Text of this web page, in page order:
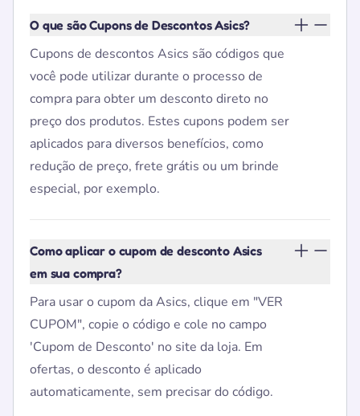
O que são Cupons de Descontos Asics?
Cupons de descontos Asics são códigos que
você pode utilizar durante o processo de
compra para obter um desconto direto no
preço dos produtos. Estes cupons podem ser
aplicados para diversos benefícios, como
redução de preço, frete grátis ou um brinde
especial, por exemplo.
Como aplicar o cupom de desconto Asics
em sua compra?
Para usar o cupom da Asics, clique em "VER
CUPOM", copie o código e cole no campo
'Cupom de Desconto' no site da loja. Em
ofertas, o desconto é aplicado
automaticamente, sem precisar do código.